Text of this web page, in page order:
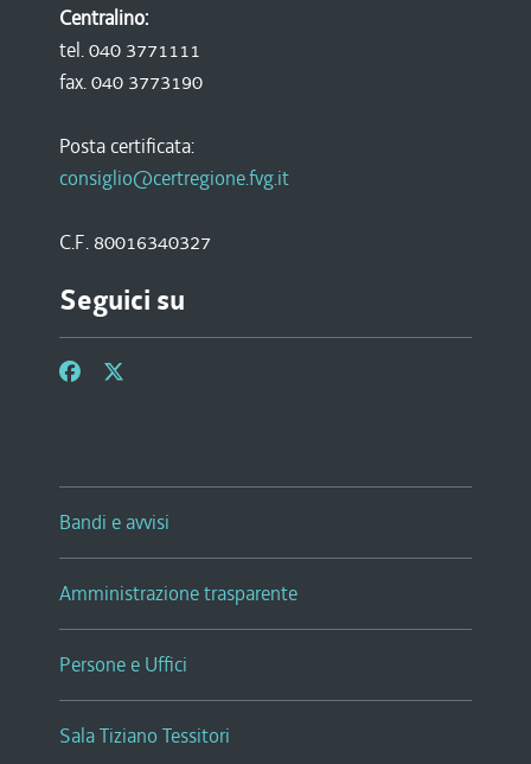
Centralino:
tel. 040 3771111
fax. 040 3773190
Posta certificata:
consiglio@certregione.fvg.it
C.F. 80016340327
Seguici su
Bandi e avvisi
Amministrazione trasparente
Persone e Uffici
Sala Tiziano Tessitori